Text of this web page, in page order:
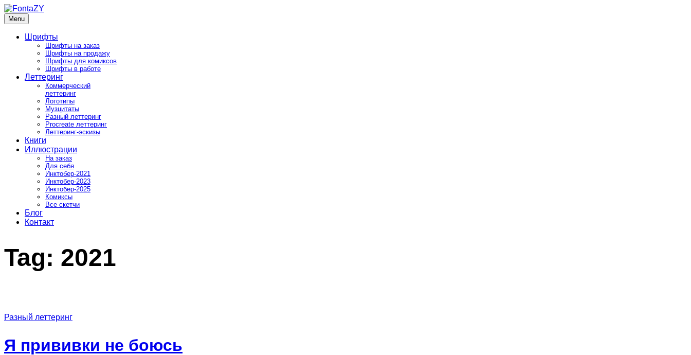
Skip
to
content
FontaZY
Fonts and pictures by Zakhar Yaschin
Menu
Шрифты
Шрифты на заказ
Шрифты на продажу
Шрифты для комиксов
Шрифты в работе
Леттеринг
Коммерческий
леттеринг
Логотипы
Музцитаты
Разный леттеринг
Procreate леттеринг
Леттеринг-эскизы
Книги
Иллюстрации
На заказ
Для себя
Инктобер-2021
Инктобер-2023
Инктобер-2025
Комиксы
Все скетчи
Блог
Контакт
Tag: 2021
Разный леттеринг
Я прививки не боюсь